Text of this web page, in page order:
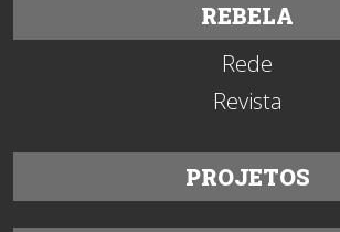
REBELA
Rede
Revista
PROJETOS